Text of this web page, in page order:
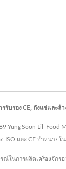
รับรอง CE, ถังแช่และ
Yung Soon Lih Food
ISO และ CE จำหน่ายใ
รณ์ในการผลิตเครื่องจัก